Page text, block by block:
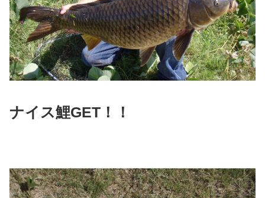
ナイス鯉GET！！